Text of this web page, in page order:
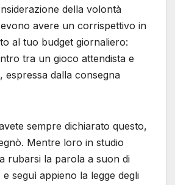
della volontà
avere un corrispettivo in
al tuo budget giornaliero:
tra un gioco attendista e
espressa dalla consegna
sempre dichiarato questo,
Mentre loro in studio
rubarsi la parola a suon di
seguì appieno la legge degli